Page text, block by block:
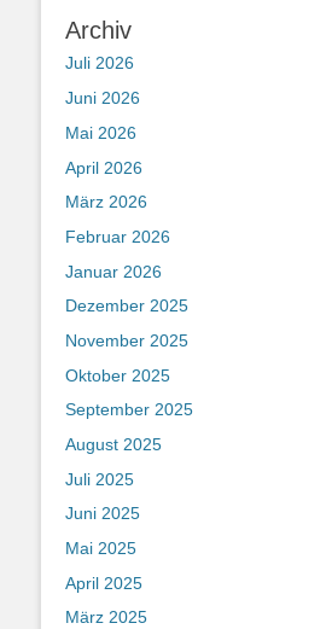
Archiv
Juli 2026
Juni 2026
Mai 2026
April 2026
März 2026
Februar 2026
Januar 2026
Dezember 2025
November 2025
Oktober 2025
September 2025
August 2025
Juli 2025
Juni 2025
Mai 2025
April 2025
März 2025